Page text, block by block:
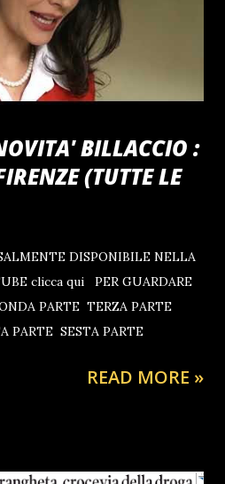
BILLACCIO :
(TUTTE LE
DISPONIBILE NELLA
clicca qui PER GUARDARE
PARTE TERZA PARTE
PARTE SESTA PARTE
READ MORE »